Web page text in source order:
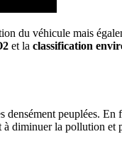
du véhicule mais
et la classification
peuplées.
diminuer la pollution